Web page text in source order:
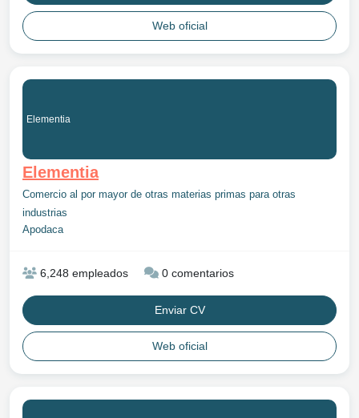
Web oficial
Elementia
Elementia
Comercio al por mayor de otras materias primas para otras
industrias
Apodaca
6,248 empleados 0 comentarios
Enviar CV
Web oficial